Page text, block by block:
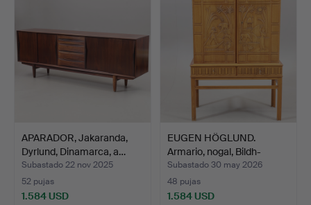
APARADOR, Jakaranda,
Dyrlund, Dinamarca, a…
Subastado 22 nov 2025
52 pujas
1.584 USD
EUGEN HÖGLUND.
Armario, nogal, Bildh-
Verks…
Subastado 30 may 2026
48 pujas
1.584 USD